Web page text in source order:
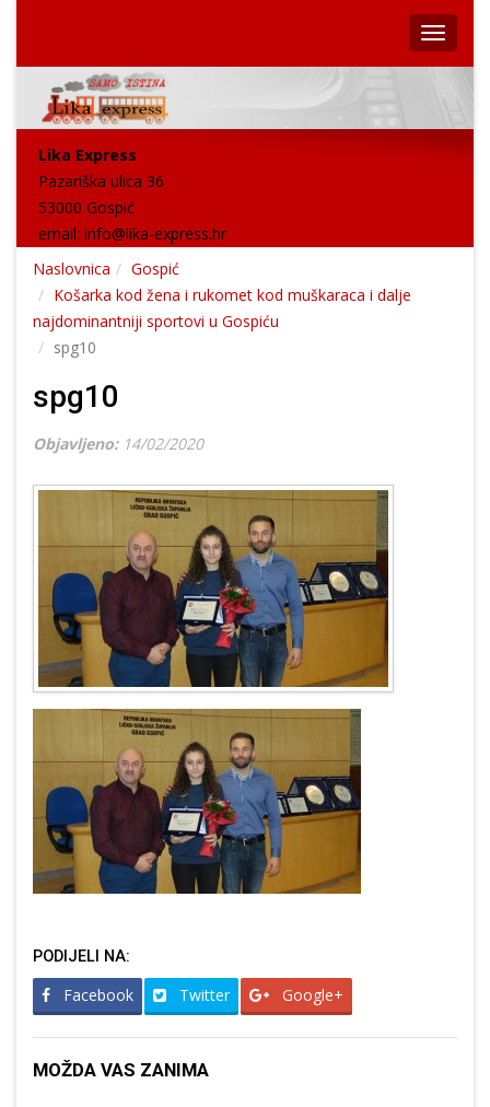
Lika Express
Pazariška ulica 36
53000 Gospić
email: info@lika-express.hr
Naslovnica
Gospić
Košarka kod žena i rukomet kod muškaraca i dalje
najdominantniji sportovi u Gospiću
spg10
spg10
Objavljeno: 14/02/2020
PODIJELI NA:
Facebook Twitter Google+
MOŽDA VAS ZANIMA